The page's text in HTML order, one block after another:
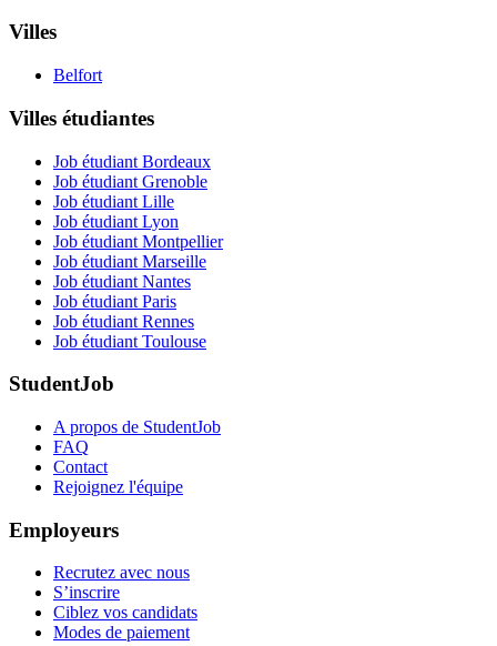
Villes
Belfort
Villes étudiantes
Job étudiant Bordeaux
Job étudiant Grenoble
Job étudiant Lille
Job étudiant Lyon
Job étudiant Montpellier
Job étudiant Marseille
Job étudiant Nantes
Job étudiant Paris
Job étudiant Rennes
Job étudiant Toulouse
StudentJob
A propos de StudentJob
FAQ
Contact
Rejoignez l'équipe
Employeurs
Recrutez avec nous
S’inscrire
Ciblez vos candidats
Modes de paiement